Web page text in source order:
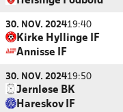
30. NOV. 202419:40
Kirke Hyllinge IF
Annisse IF
30. NOV. 202419:50
Jernløse BK
Hareskov IF